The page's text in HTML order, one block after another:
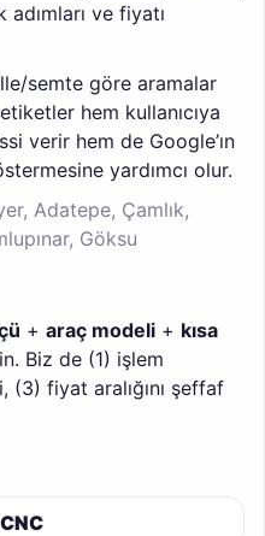
ve fiyatı
semte göre aramalar
hem kullanıcıya
verir hem de Google’ın
yardımcı olur.
Adatepe, Çamlık,
Göksu
+ araç modeli + kısa
Biz de (1) işlem
(3) fiyat aralığını şeffaf